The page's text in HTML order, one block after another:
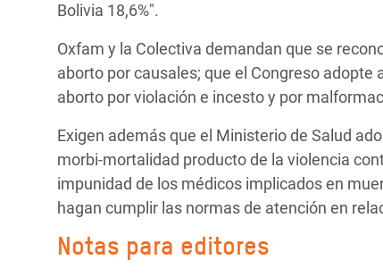
Bolivia 18,6%".
Oxfam y la Colectiva demandan que se
aborto por causales; que el Congreso adopte
aborto por violación e incesto y por
Exigen además que el Ministerio de Salud
morbi-mortalidad producto de la violencia
impunidad de los médicos implicados en
hagan cumplir las normas de atención en
Notas para editores